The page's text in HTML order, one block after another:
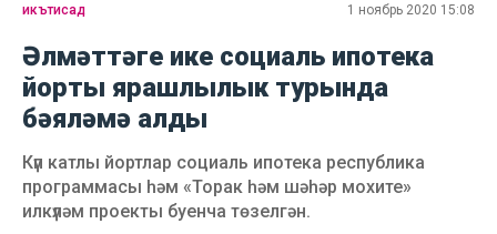
икътисад 1 ноябрь 2020 15:08
Әлмәттәге ике социаль ипотека
йорты ярашлылык турында
бәяләмә алды
Күп катлы йортлар социаль ипотека республика
программасы һәм «Торак һәм шәһәр мохите»
илкүләм проекты буенча төзелгән.